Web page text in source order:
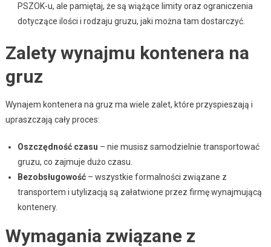
PSZOK-u, ale pamiętaj, że są wiążące limity oraz ograniczenia
dotyczące ilości i rodzaju gruzu, jaki można tam dostarczyć.
Zalety wynajmu kontenera na
gruz
Wynajem kontenera na gruz ma wiele zalet, które przyspieszają i
upraszczają cały proces:
Oszczędność czasu – nie musisz samodzielnie transportować
gruzu, co zajmuje dużo czasu.
Bezobsługowość– wszystkie formalności związane z
transportem i utylizacją są załatwione przez firmę wynajmującą
kontenery.
Wymagania związane z